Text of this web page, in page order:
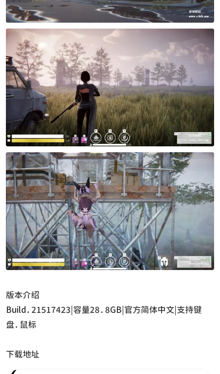
版本介绍
Build.21517423|容量28.8GB|官方简体中文|支持键
盘.鼠标
下载地址